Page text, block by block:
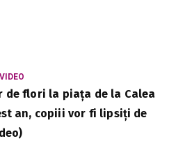
VIDEO
de flori la piața de la Calea
an, copiii vor fi lipsiți de